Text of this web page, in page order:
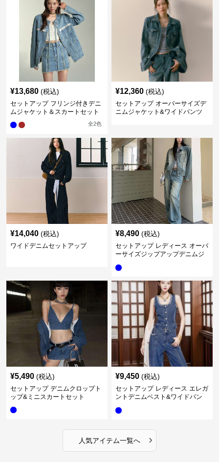
¥13,680 (税込)
セットアップ フリンジ付きデニ
ムジャケット＆スカートセット
全2色
¥12,360 (税込)
セットアップ オーバーサイズデ
ニムジャケット&ワイドパンツ
¥14,040 (税込)
ワイドデニムセットアップ
¥8,490 (税込)
セットアップ レディース オーバ
ーサイズジップアップデニムジ
¥5,490 (税込)
セットアップ デニムクロップト
ップ&ミニスカートセット
¥9,450 (税込)
セットアップ レディース エレガ
ントデニムベスト&ワイドパン
人気アイテム一覧へ ›